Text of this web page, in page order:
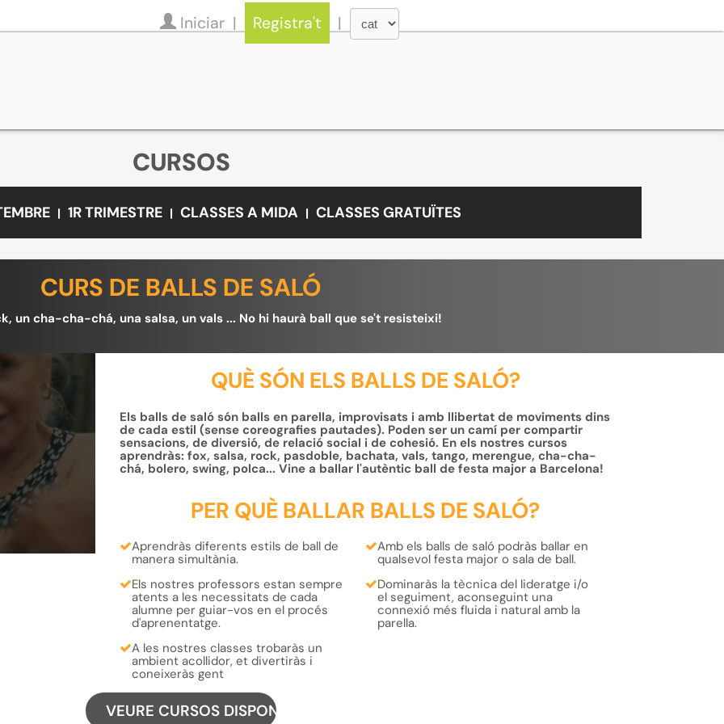
Iniciar Registra't
CURSOS
1R TRIMESTRE CLASSES A MIDA CLASSES GRATUÏTES
CURS DE BALLS DE SALÓ
un cha-cha-chá, una salsa, un vals ... No hi haurà ball que se't resisteixi!
QUÈ SÓN ELS BALLS DE SALÓ?
Els balls de saló són balls en parella, improvisats i amb llibertat de moviments dins
de cada estil (sense coreografies pautades). Poden ser un camí per compartir
sensacions, de diversió, de relació social i de cohesió. En els nostres cursos
aprendràs: fox, salsa, rock, pasdoble, bachata, vals, tango, merengue, cha-cha-
chá, bolero, swing, polca... Vine a ballar l'autèntic ball de festa major a Barcelona!
PER QUÈ BALLAR BALLS DE SALÓ?
Aprendràs diferents estils de ball de
manera simultània.
Amb els balls de saló podràs ballar en
qualsevol festa major o sala de ball.
Els nostres professors estan sempre
atents a les necessitats de cada
alumne per guiar-vos en el procés
d'aprenentatge.
Dominaràs la tècnica del lideratge i/o
el seguiment, aconseguint una
connexió més fluida i natural amb la
parella.
A les nostres classes trobaràs un
ambient acollidor, et divertiràs i
coneixeràs gent
VEURE CURSOS DISPONIBLES